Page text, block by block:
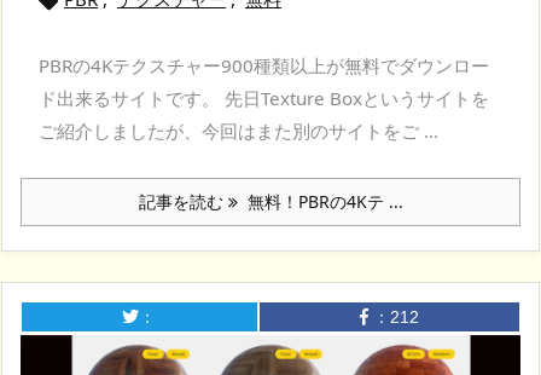
PBRの4Kテクスチャー900種類以上が無料でダウンロー
ド出来るサイトです。 先日Texture Boxというサイトを
ご紹介しましたが、今回はまた別のサイトをご ...
記事を読む 無料！PBRの4Kテ ...
： ： 212